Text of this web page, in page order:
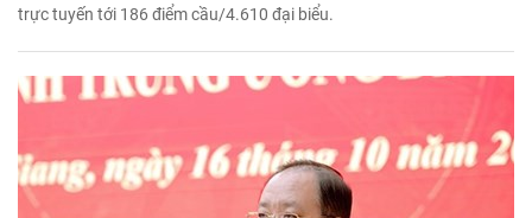
trực tuyến tới 186 điểm cầu/4.610 đại biểu.